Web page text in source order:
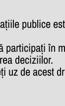
publice
participați în
deciziilor.
uz de acest